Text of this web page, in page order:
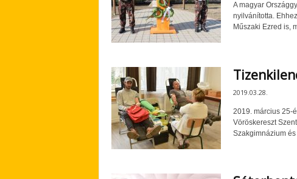
A magyar
nyilvánította.
Műszaki Ezred is,
2019.03.28.
2019. március 25-
Vöröskereszt
Szakgimnázium